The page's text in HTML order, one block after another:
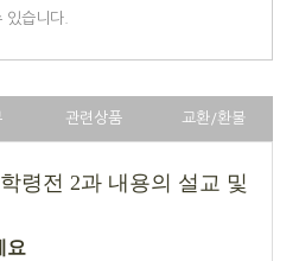
습니다.
관련상품 교환/환불
학령전 2과 내용의 설교 및
요